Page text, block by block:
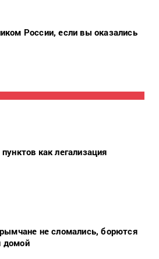
России, если вы оказались
как легализация
не сломались, борются
домой